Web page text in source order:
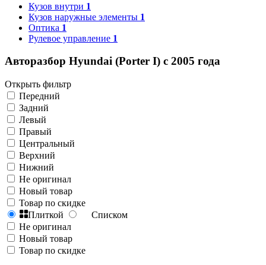
Кузов внутри 1
Кузов наружные элементы 1
Оптика 1
Рулевое управление 1
Авторазбор Hyundai (Porter I) с 2005 года
Открыть фильтр
Передний
Задний
Левый
Правый
Центральный
Верхний
Нижний
Не оригинал
Новый товар
Товар по скидке
Плиткой
Списком
Не оригинал
Новый товар
Товар по скидке